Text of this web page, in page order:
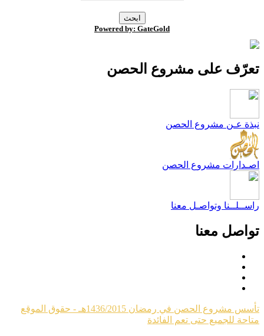
Powered by: GateGold
على مشروع الحصن
عـن مشروع الحصن
مشروع الحصن
وتواصـل معنا
معنا
تأسس مشروع الحصن في رمضان 1436/2015هـ - حقوق الموقع
للجميع حتى تعم الفائدة